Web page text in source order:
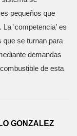
pequeños que
La 'competencia' es
que se turnan para
demandas
de esta
GONZALEZ